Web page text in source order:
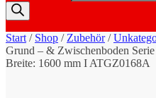
Start / Shop / Zubehör/
Grund – & Zwischenboden
Breite: 1600 mm I ATGZ0168A